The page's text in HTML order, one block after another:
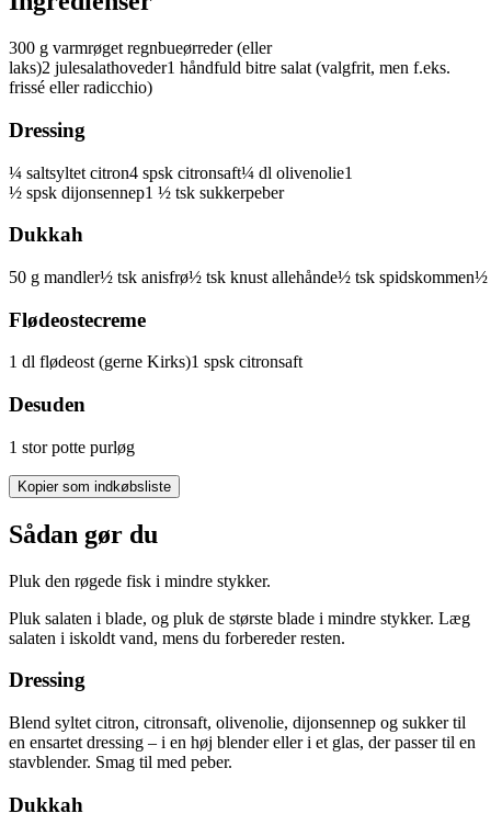
300 g varmrøget regnbueørreder (eller
laks)2 julesalathoveder1 håndfuld bitre salat (valgfrit, men f.eks.
frissé eller radicchio)
Dressing
¼ saltsyltet citron4 spsk citronsaft¼ dl olivenolie1
½ spsk dijonsennep1 ½ tsk sukkerpeber
Dukkah
50 g mandler½ tsk anisfrø½ tsk knust allehånde½ tsk spidskommen½
Flødeostecreme
1 dl flødeost (gerne Kirks)1 spsk citronsaft
Desuden
1 stor potte purløg
Kopier som indkøbsliste
Sådan gør du
Pluk den røgede fisk i mindre stykker.
Pluk salaten i blade, og pluk de største blade i mindre stykker. Læg
salaten i iskoldt vand, mens du forbereder resten.
Dressing
Blend syltet citron, citronsaft, olivenolie, dijonsennep og sukker til
en ensartet dressing – i en høj blender eller i et glas, der passer til en
stavblender. Smag til med peber.
Dukkah